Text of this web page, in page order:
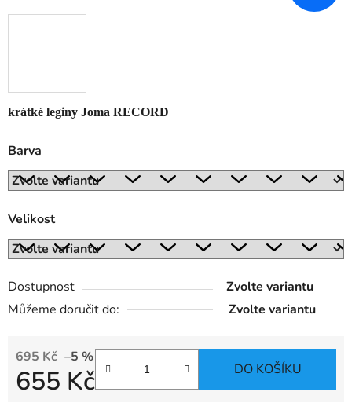
krátké leginy Joma RECORD
Barva
Velikost
Dostupnost
Zvolte variantu
Můžeme doručit do:
Zvolte variantu
695 Kč –5 %
655 Kč DO KOŠÍKU